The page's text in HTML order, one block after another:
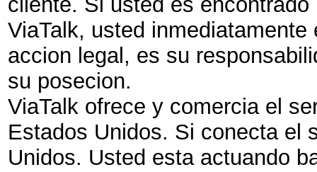
ViaTalk, usted
accion legal, es su
su posecion.
ViaTalk ofrece y comercia el
Estados Unidos. Si conecta el
Unidos. Usted esta actuando